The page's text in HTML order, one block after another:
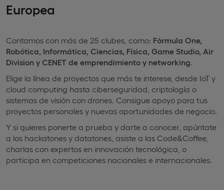
Europea
Contamos con más de 25 clubes, como: Fórmula One,
Robótica, Informática, Ciencias, Física, Game Studio, Air
Division y CENET de emprendimiento y networking
Elige la línea de proyectos que más te interese, desde IoT y
cloud computing hasta ciberseguridad, criptología o
sistemas de visión con drones. Consigue apoyo para tus
proyectos personales y nuevas oportunidades de negocio.
Y si quieres ponerte a prueba y darte a conocer, apúntate
a los hackatones y datatones, asiste a las Code&Coffee,
charlas con expertos en innovación tecnológica, o
participa en competiciones nacionales e internacionales.